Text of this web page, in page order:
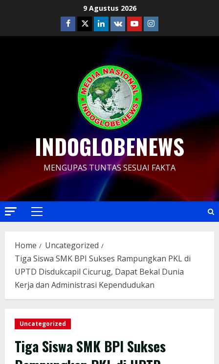
9 Agustus 2026
Facebook
TwitterLinkedin
VK YoutubeInstagram
INDOGLOBENEWS
MENGUPAS TUNTAS SESUAI FAKTA
Primary
Home
Uncategorized
Tiga Siswa SMK BPI Sukses Rampungkan PKL di
UPTD Disdukcapil Cicurug, Dapat Bekal Dunia
Kerja dan Administrasi Kependudukan
Uncategorized
Tiga Siswa SMK BPI Sukses